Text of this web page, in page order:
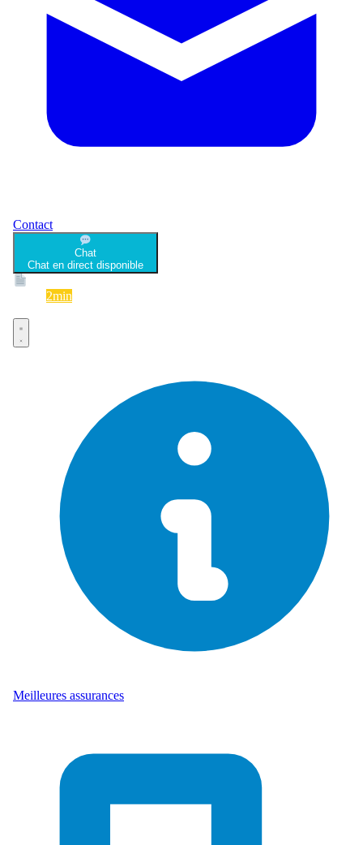
Contact
Chat
Chat en direct disponible
2min
Meilleures assurances